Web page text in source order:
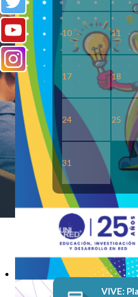
CIENTION 2025 RESUMEN
10 11
17 18
24 25
31
VIVE: